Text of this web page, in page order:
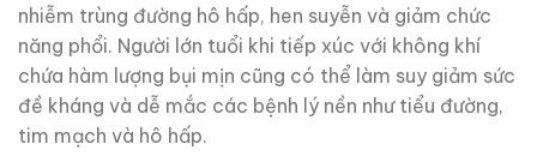
nhiễm trùng đường hô hấp, hen suyễn và giảm chức
năng phổi. Người lớn tuổi khi tiếp xúc với không khí
chứa hàm lượng bụi mịn cũng có thể làm suy giảm sức
đề kháng và dễ mắc các bệnh lý nền như tiểu đường,
tim mạch và hô hấp.